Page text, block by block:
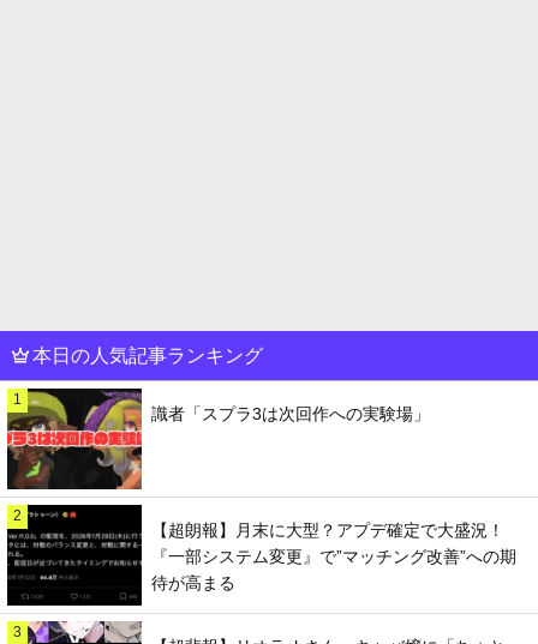
本日の人気記事ランキング
1
識者「スプラ3は次回作への実験場」
2
【超朗報】月末に大型？アプデ確定で大盛況！
『一部システム変更』で”マッチング改善”への期
待が高まる
3